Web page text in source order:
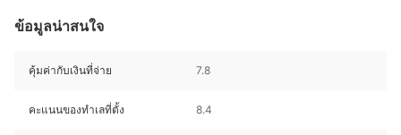
ข้อมูลน่าสนใจ
คุ้มค่ากับเงินที่จ่าย 7.8
คะแนนของทำเลที่ตั้ง 8.4